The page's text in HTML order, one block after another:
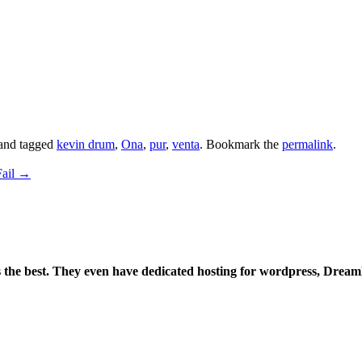
tagged kevin drum, Ona, pur, venta. Bookmark the permalink.
→
best. They even have dedicated hosting for wordpress,